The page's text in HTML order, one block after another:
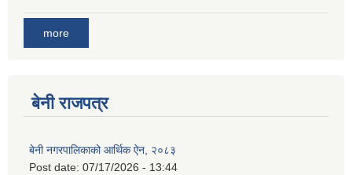
more
बेनी राजपत्र
बेनी नगरपालिकाको आर्थिक ऐन, २०८३
Post date: 07/17/2026 - 13:44